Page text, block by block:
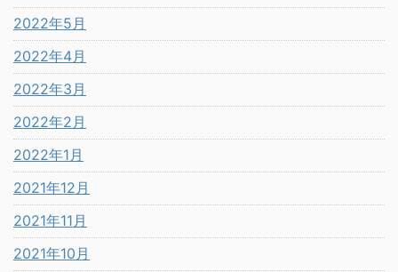
2022年5月
2022年4月
2022年3月
2022年2月
2022年1月
2021年12月
2021年11月
2021年10月